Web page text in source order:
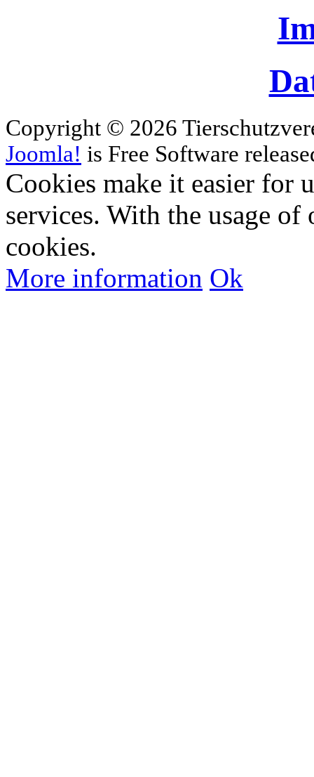
Copyright © 2026
Joomla! is Free Software
Cookies make it easier for
services. With the usage
cookies.
More information Ok